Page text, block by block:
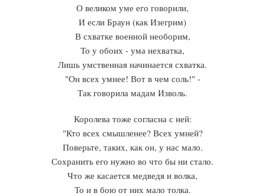
О великом уме его говорили,
И если Браун (как Изегрим)
В схватке военной необорим,
То у обоих - ума нехватка,
Лишь умственная начинается схватка.
"Он всех умнее! Вот в чем соль!" -
Так говорила мадам Изволь.
Королева тоже согласна с ней:
"Кто всех смышленее? Всех умней?
Поверьте, таких, как он, у нас мало.
Сохранить его нужно во что бы ни стало.
Что же касается медведя и волка,
То и в бою от них мало толка.